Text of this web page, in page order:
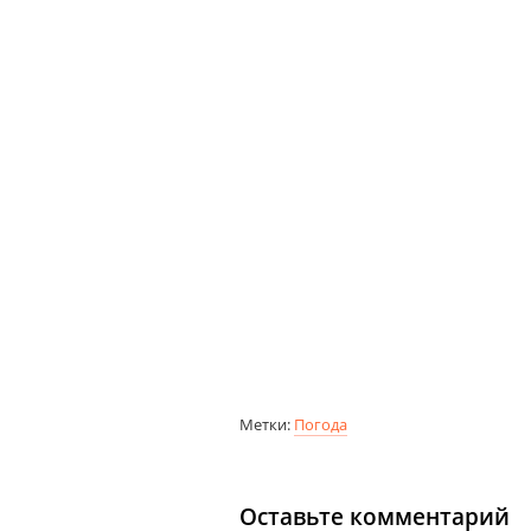
Метки: Погода
Оставьте комментарий